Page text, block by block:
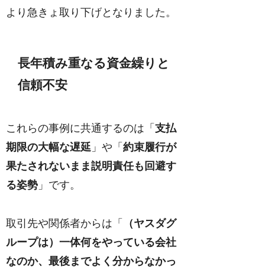
より急きょ取り下げとなりました。
長年積み重なる資金繰りと
信頼不安
これらの事例に共通するのは「支払
期限の大幅な遅延 」や「約束履行が
果たされないまま説明責任も回避す
る姿勢 」です。
取引先や関係者からは「
（ヤスダグ
ループは）一体何をやっている会社
なのか、最後までよく分からなかっ